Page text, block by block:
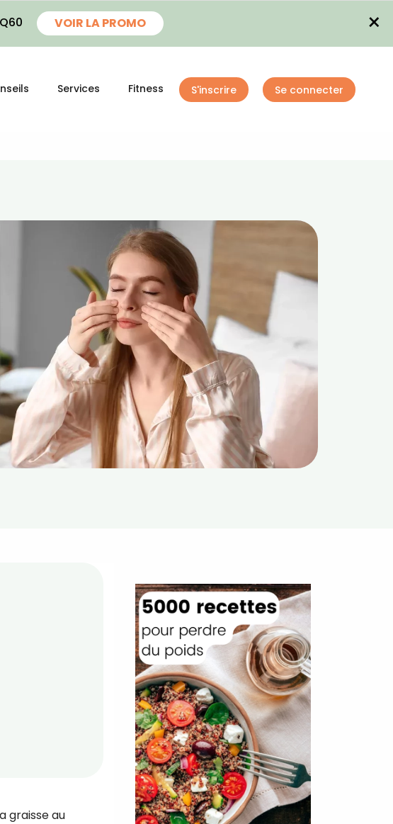
VOIR LA PROMO ×
Services Fitness S'inscrire Se connecter
graisse au